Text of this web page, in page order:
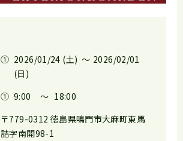
2026/01/24 (土) 〜 2026/02/01
(日)
9:00 〜 18:00
〒779-0312 徳島県鳴門市大麻町東馬
詰字南開98-1